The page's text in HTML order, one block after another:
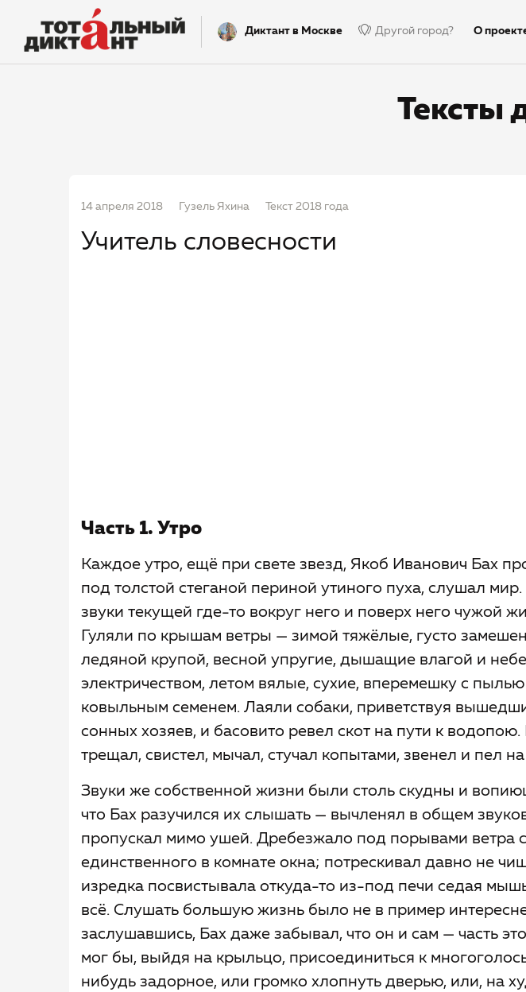
Диктант в Москве Другой город? О
Тексты
14 апреля 2018 Гузель Яхина Текст 2018 года
Учитель словесности
Часть 1. Утро
Каждое утро, ещё при свете звезд, Якоб Иванович Бах
под толстой стеганой периной утиного пуха, слушал
звуки текущей где-то вокруг него и поверх него чужой
Гуляли по крышам ветры — зимой тяжёлые, густо
ледяной крупой, весной упругие, дышащие влагой и
электричеством, летом вялые, сухие, вперемешку с
ковыльным семенем. Лаяли собаки, приветствуя
сонных хозяев, и басовито ревел скот на пути к
трещал, свистел, мычал, стучал копытами, звенел и пел
Звуки же собственной жизни были столь скудны и
что Бах разучился их слышать — вычленял в общем
пропускал мимо ушей. Дребезжало под порывами ветра
единственного в комнате окна; потрескивал давно не
изредка посвистывала откуда-то из-под печи седая
всё. Слушать большую жизнь было не в пример
заслушавшись, Бах даже забывал, что он и сам — часть
мог бы, выйдя на крыльцо, присоединиться к
нибудь задорное, или громко хлопнуть дверью, или, на